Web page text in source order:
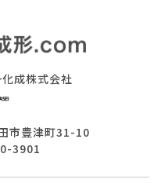
成株式会社
市豊津町31-10
3901